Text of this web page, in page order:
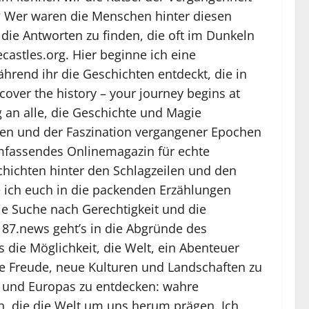
waren die Menschen hinter diesen
Antworten zu finden, die oft im Dunkeln
Hier beginne ich eine
ihr die Geschichten entdeckt, die in
the history – your journey begins at
alle, die Geschichte und Magie
und der Faszination vergangener Epochen
Onlinemagazin für echte
hinter den Schlagzeilen und den
euch in die packenden Erzählungen
Suche nach Gerechtigkeit und die
geht’s in die Abgründe des
Möglichkeit, die Welt, ein Abenteuer
neue Kulturen und Landschaften zu
Europas zu entdecken: wahre
die die Welt um uns herum prägen. Ich